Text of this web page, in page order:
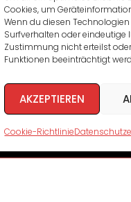
Cookies, um
Wenn du diesen
Surfverhalten oder eindeutige
Zustimmung nicht erteilst
Funktionen beeinträchtigt
AKZEPTIEREN
Cookie-Richtlinie